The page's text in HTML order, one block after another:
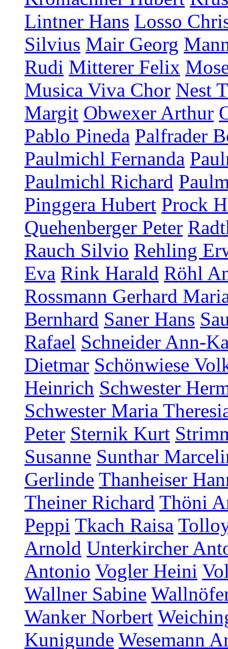
Lintner Hans Losso
Silvius Mair Georg
Rudi Mitterer Felix
Musica Viva Chor Nest
Margit Obwexer Arthur
Pablo Pineda Palfrader
Paulmichl Fernanda
Paulmichl Richard
Pinggera Hubert Prock
Quehenberger Peter
Rauch Silvio Rehling
Eva Rink Harald Röhl
Rossmann Gerhard
Bernhard Saner Hans
Rafael Schneider Ann-
Dietmar Schönwiese
Heinrich Schwester
Schwester Maria
Peter Sternik Kurt
Susanne Sunthar
Gerlinde Thanheiser
Theiner Richard Thöni
Peppi Tkach Raisa
Arnold Unterkircher
Antonio Vogler Heini
Wallner Sabine
Wanker Norbert
Kunigunde Wesemann